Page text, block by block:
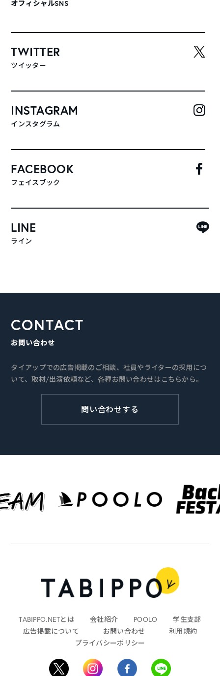
オフィシャルSNS
TWITTER
ツイッター
INSTAGRAM
インスタグラム
FACEBOOK
フェイスブック
LINE
ライン
CONTACT
お問い合わせ
タイアップでの広告掲載のご相談、社員やライターの採用につ
いて、取材/出演依頼など、各種お問い合わせはこちらから。
問い合わせする
TABIPPO.NETとは 会社紹介 POOLO
学生支部
広告掲載について
お問い合わせ
利用規約
プライバシーポリシー